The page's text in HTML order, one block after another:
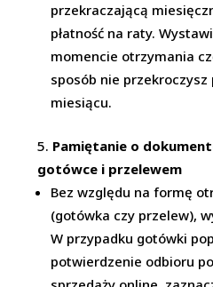
przekraczającą
płatność na raty.
momencie otrzymania
sposób nie przekroczysz
miesiącu.
Pamiętanie o
gotówce i przelewem
Bez względu na formę
(gotówka czy przelew),
W przypadku gotówki
potwierdzenie odbioru